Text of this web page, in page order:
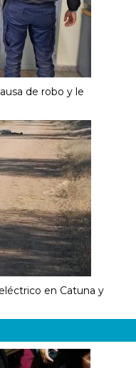
de robo y le
en Catuna y